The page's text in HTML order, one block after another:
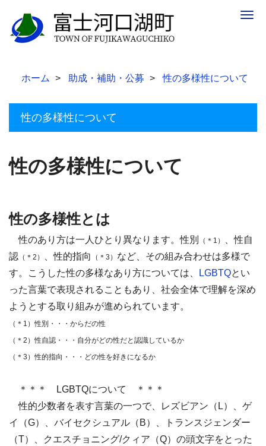
ホーム 助成・補助・公募 性の多様性について
性の多様性について
性の多様性について
性の多様性とは
性のあり方は一人ひとり異なります。性別 （＊ 1 ）
、性自
認 （＊ 2 ） 、性的指向 （＊ 3 ） など、その組み合わせは多様で
す。
こうした性の多様なあり方については、 LGBTQとい
った言葉で表現されることもあり、社会全体で理解を深め
ようとする取り組みが進められています。
（＊ 1 ）性別・・・からだの性
（＊ 2 ）性自認・・・自分がどの性だと認識しているか
（＊ 3 ）性的指向・・・どの性を好きになるか
＊＊＊ LGBTQについて ＊＊＊
性的少数者を表す言葉の一つで、レズビアン（ L）、ゲ
イ（G）、バイセクシュアル（ B）、トランスジェンダー
（T）、クエスチョニング/クィア（Q）の頭文字をとった